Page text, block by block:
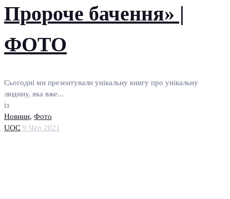
Пророче бачення» |
ФОТО
Сьогодні ми презентували унікальну книгу про унікальну
людину, яка вже...
із
Новини, Фото
UOC 9 Чер 2021